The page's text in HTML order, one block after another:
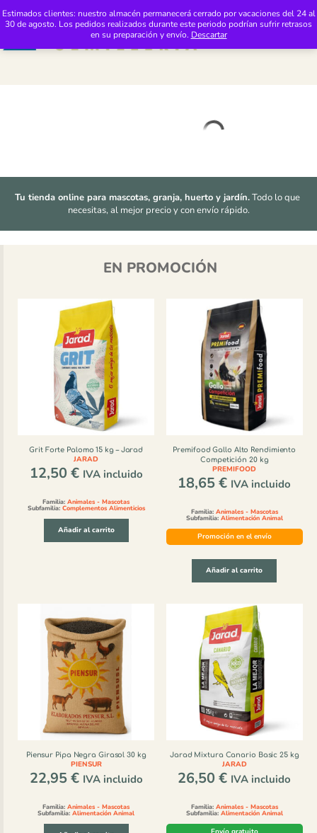
Estimados clientes: nuestro almacén permanecerá cerrado por vacaciones del 24 al
30 de agosto. Los pedidos realizados durante este periodo podrían sufrir retrasos
en su preparación y envío. Descartar
Tu tienda online para mascotas, granja, huerto y jardín. Todo lo que
necesitas, al mejor precio y con envío rápido.
EN PROMOCIÓN
Grit Forte Palomo 15 kg – Jarad
JARAD
12,50 € IVA incluido
Familia:Animales - Mascotas
Subfamilia: Complementos Alimenticios
Añadir al carrito
Premifood Gallo Alto Rendimiento
Competición 20 kg
PREMIFOOD
18,65€ IVA incluido
Familia: Animales - Mascotas
Subfamilia: Alimentación Animal
Promoción en el envío
Añadir al carrito
Piensur Pipa Negra Girasol 30 kg
PIENSUR
22,95€ IVA incluido
Familia:Animales - Mascotas
Subfamilia:Alimentación Animal
Jarad Mixtura Canario Basic 25 kg
JARAD
26,50€ IVA incluido
Familia: Animales - Mascotas
Subfamilia: Alimentación Animal